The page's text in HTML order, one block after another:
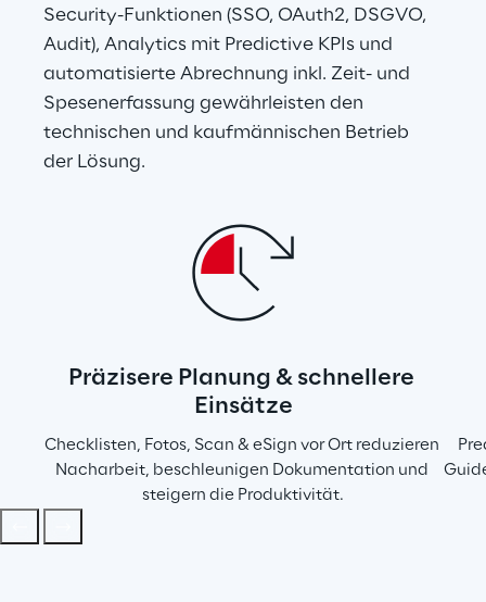
Security-Funktionen (SSO, OAuth2, DSGVO,
Audit), Analytics mit Predictive KPIs und
automatisierte Abrechnung inkl. Zeit- und
Spesenerfassung gewährleisten den
technischen und kaufmännischen Betrieb
der Lösung.
Präzisere Planung & schnellere
Einsätze
Checklisten, Fotos, Scan & eSign vor Ort reduzieren
Nacharbeit, beschleunigen Dokumentation und
steigern die Produktivität.